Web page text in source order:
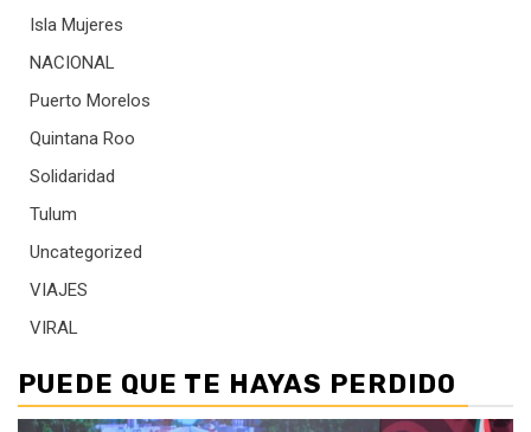
Isla Mujeres
NACIONAL
Puerto Morelos
Quintana Roo
Solidaridad
Tulum
Uncategorized
VIAJES
VIRAL
PUEDE QUE TE HAYAS PERDIDO